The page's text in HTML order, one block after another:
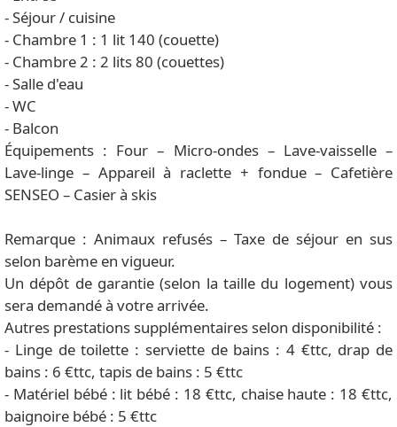
- Séjour / cuisine
- Chambre 1 : 1 lit 140 (couette)
- Chambre 2 : 2 lits 80 (couettes)
- Salle d'eau
- WC
- Balcon
Équipements : Four – Micro-ondes – Lave-vaisselle –
Lave-linge – Appareil à raclette + fondue – Cafetière
SENSEO – Casier à skis
Remarque : Animaux refusés – Taxe de séjour en sus
selon barème en vigueur.
Un dépôt de garantie (selon la taille du logement) vous
sera demandé à votre arrivée.
Autres prestations supplémentaires selon disponibilité :
- Linge de toilette : serviette de bains : 4 €ttc, drap de
bains : 6 €ttc, tapis de bains : 5 €ttc
- Matériel bébé : lit bébé : 18 €ttc, chaise haute : 18 €ttc,
baignoire bébé : 5 €ttc